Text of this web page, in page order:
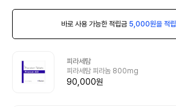
바로 사용 가능한 적립금 5,000원을 적립
피라세탐
피라세탐 피라놈 800mg
90,000원